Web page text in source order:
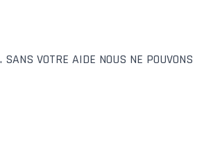
VOTRE AIDE NOUS NE POUVONS